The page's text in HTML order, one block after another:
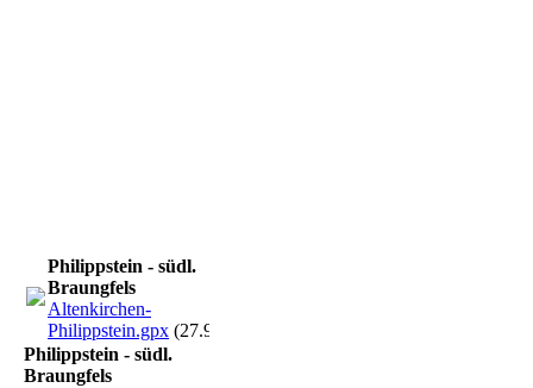
Philippstein - südl.
Braungfels
Altenkirchen-
Philippstein.gpx (27.93KB)
Philippstein - südl.
Braungfels